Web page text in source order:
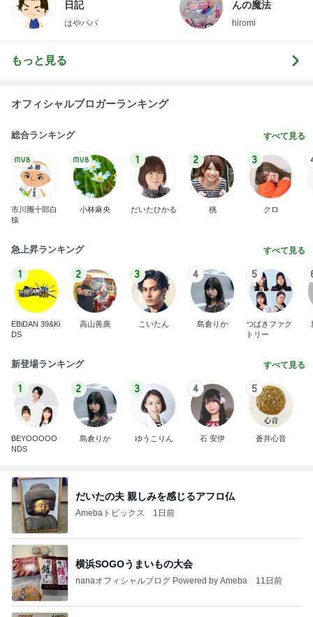
日記
はやパパ
んの魔法
hiromi
もっと見る
オフィシャルブロガーランキング
総合ランキング すべて見る
市川團十郎白
猿
小林麻央
1
だいたひかる
2
桃
3
クロ
急上昇ランキング すべて見る
1
EBiDAN 39&Ki
DS
2
高山善廣
3
こいたん
4
島倉りか
5
つばきファク
トリー
新登場ランキング すべて見る
1
BEYOOOOO
NDS
2
島倉りか
3
ゆうこりん
4
石 安伊
5
蒼井心音
だいたの夫 親しみを感じるアフロ仏
Amebaトピックス 1日前
横浜SOGOうまいもの大会
nanaオフィシャルブログ Powered by Ameba 11日前